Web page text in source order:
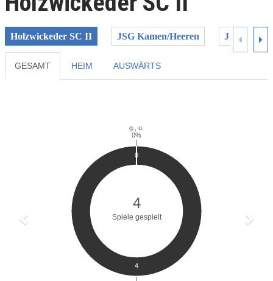
Holzwickeder SC II JSG Kamen/Heeren JSG
GESAMT HEIM AUSWÄRTS